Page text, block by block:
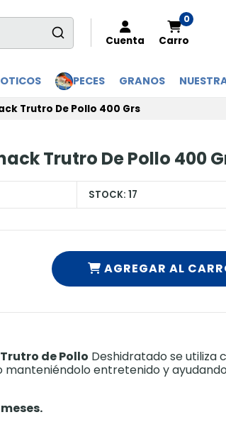
Cuenta
0
Carro
PECES GRANOS
Trutro De Pollo 400 Grs
Trutro De Pollo 400
STOCK: 17
AGREGAR AL
de Pollo Deshidratado se utiliza
manteniéndolo entretenido y